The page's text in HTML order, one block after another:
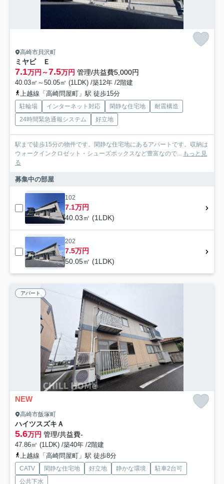
高崎市貝沢町
ミヤビ Ｅ
7.1万円～7.5万円 管理/共益費5,000円
40.03㎡～50.05㎡ (1LDK) /築12年 /2階建
上越線「高崎問屋町」駅 徒歩15分
駐輪場 インターネット対応 閑静な住宅地
耐震構造
24時間緊急通報システム
好立地
駅まで徒歩15分の物件です。閑静な住宅地にあるアパートです。収納は
ウォークインクロゼット・シューズボックスなど豊富なので... もっと見
る
募集中の部屋
102
7.1万円
40.03㎡ (1LDK)
202
7.5万円
50.05㎡ (1LDK)
アパート
NEW
高崎市飯塚町
ハイツスズキＡ
5.6万円 管理/共益費-
47.86㎡ (1LDK) /築40年 /2階建
上越線「高崎問屋町」駅 徒歩8分
CATV 閑静な住宅地 好立地 静かな環境
駐車2台可
公共下水